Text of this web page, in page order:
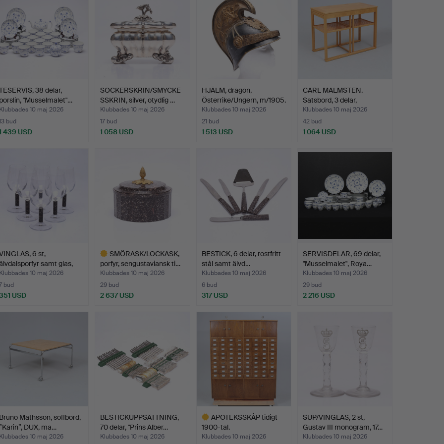
38 delar,
"Musselmalet"…
10 maj 2026
bud
439 USD
SOCKERSKRIN/SMYCKE
SSKRIN, silver, otydlig …
Klubbades 10 maj 2026
17 bud
1 058 USD
HJÄLM, dragon,
Österrike/Ungern, m/1905.
Klubbades 10 maj 2026
21 bud
1 513 USD
CARL MALMSTEN.
Satsbord, 3 delar,
"Släden"…
Klubbades 10 maj 2026
42 bud
1 064 USD
6 st,
samt glas,
10 maj 2026
bud
USD
SMÖRASK/LOCKASK,
porfyr, sengustaviansk ti…
Klubbades 10 maj 2026
29 bud
2 637 USD
BESTICK, 6 delar, rostfritt
stål samt älvd…
Klubbades 10 maj 2026
6 bud
317 USD
SERVISDELAR, 69 delar,
"Musselmalet", Roya…
Klubbades 10 maj 2026
29 bud
2 216 USD
Mathsson, soffbord,
DUX, ma…
10 maj 2026
BESTICKUPPSÄTTNING,
70 delar, "Prins Alber…
Klubbades 10 maj 2026
APOTEKSSKÅP tidigt
1900-tal.
Klubbades 10 maj 2026
SUP/VINGLAS, 2 st,
Gustav III monogram, 17…
Klubbades 10 maj 2026